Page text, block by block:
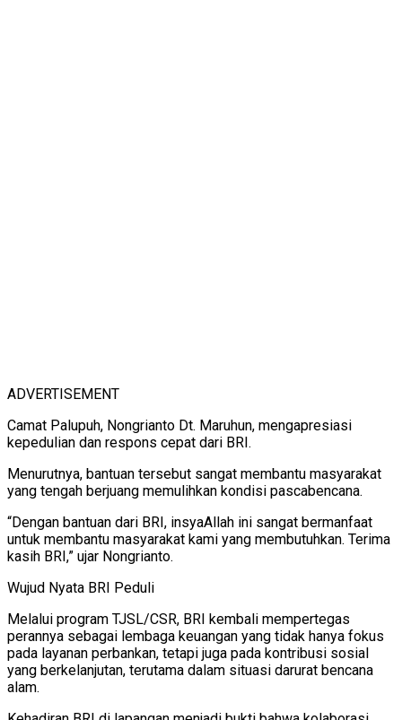
ADVERTISEMENT
Camat Palupuh, Nongrianto Dt. Maruhun, mengapresiasi
kepedulian dan respons cepat dari BRI.
Menurutnya, bantuan tersebut sangat membantu masyarakat
yang tengah berjuang memulihkan kondisi pascabencana.
“Dengan bantuan dari BRI, insyaAllah ini sangat bermanfaat
untuk membantu masyarakat kami yang membutuhkan. Terima
kasih BRI,” ujar Nongrianto.
Wujud Nyata BRI Peduli
Melalui program TJSL/CSR, BRI kembali mempertegas
perannya sebagai lembaga keuangan yang tidak hanya fokus
pada layanan perbankan, tetapi juga pada kontribusi sosial
yang berkelanjutan, terutama dalam situasi darurat bencana
alam.